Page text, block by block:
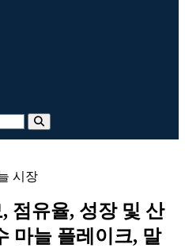
시장
점유율, 성장 및 산
마늘 플레이크, 말